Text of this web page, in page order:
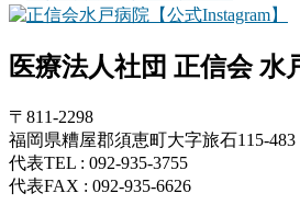
医療法人社団 正信会 水
〒811-2298
福岡県糟屋郡須恵町大字旅石115-483
代表TEL : 092-935-3755
代表FAX : 092-935-6626